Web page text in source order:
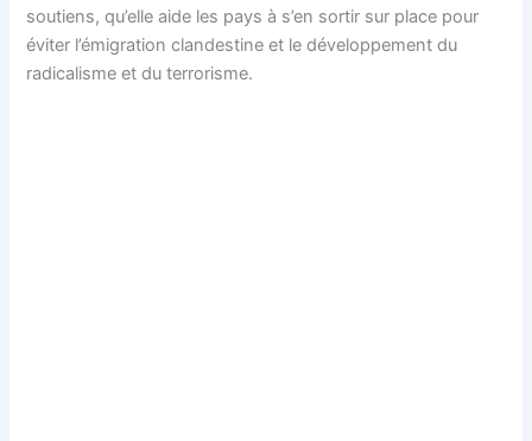
soutiens, qu’elle aide les pays à s’en sortir sur place pour
éviter l’émigration clandestine et le développement du
radicalisme et du terrorisme.